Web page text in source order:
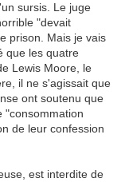
sursis. Le juge
"devait
prison. Mais je vais
que les quatre
Lewis Moore, le
il ne s'agissait que
ont soutenu que
"consommation
de leur confession
est interdite de